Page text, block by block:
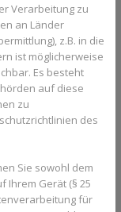
Verarbeitung zu
an Länder
z.B. in die
ist möglicherweise
Es besteht
auf diese
zu
des
Sie sowohl dem
Ihrem Gerät (§ 25
für